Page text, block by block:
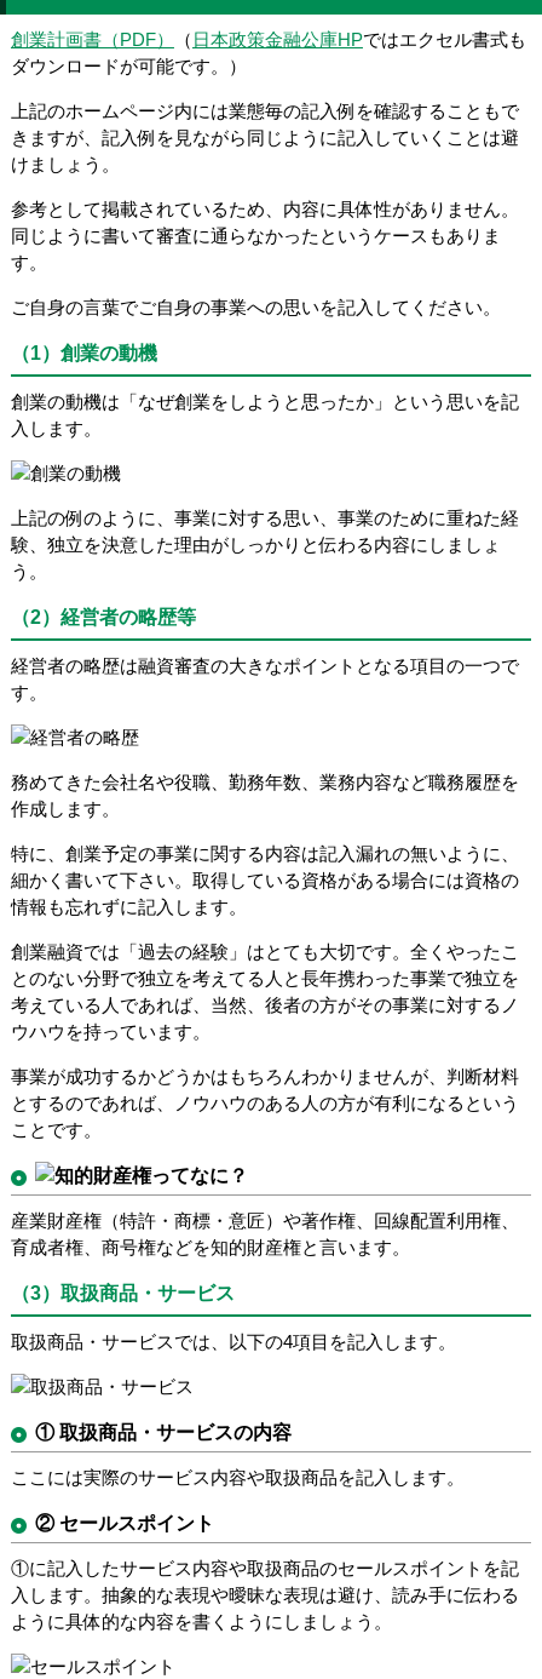
創業計画書（PDF） （ 日本政策金融公庫HPではエクセル書式も
ダウンロードが可能です。）
上記のホームページ内には業態毎の記入例を確認することもで
きますが、記入例を見ながら同じように記入していくことは避
けましょう。
参考として掲載されているため、内容に具体性がありません。
同じように書いて審査に通らなかったというケースもありま
す。
ご自身の言葉でご自身の事業への思いを記入してください。
（1）創業の動機
創業の動機は「なぜ創業をしようと思ったか」という思いを記
入します。
上記の例のように、事業に対する思い、事業のために重ねた経
験、独立を決意した理由がしっかりと伝わる内容にしましょ
う。
（2）経営者の略歴等
経営者の略歴は融資審査の大きなポイントとなる項目の一つで
す。
務めてきた会社名や役職、勤務年数、業務内容など職務履歴を
作成します。
特に、創業予定の事業に関する内容は記入漏れの無いように、
細かく書いて下さい。取得している資格がある場合には資格の
情報も忘れずに記入します。
創業融資では「過去の経験」はとても大切です。全くやったこ
とのない分野で独立を考えてる人と長年携わった事業で独立を
考えている人であれば、当然、後者の方がその事業に対するノ
ウハウを持っています。
事業が成功するかどうかはもちろんわかりませんが、判断材料
とするのであれば、ノウハウのある人の方が有利になるという
ことです。
産業財産権（特許・商標・意匠）や著作権、回線配置利用権、
育成者権、商号権などを知的財産権と言います。
（3）取扱商品・サービス
取扱商品・サービスでは、以下の4項目を記入します。
① 取扱商品・サービスの内容
ここには実際のサービス内容や取扱商品を記入します。
② セールスポイント
①に記入したサービス内容や取扱商品のセールスポイントを記
入します。抽象的な表現や曖昧な表現は避け、読み手に伝わる
ように具体的な内容を書くようにしましょう。